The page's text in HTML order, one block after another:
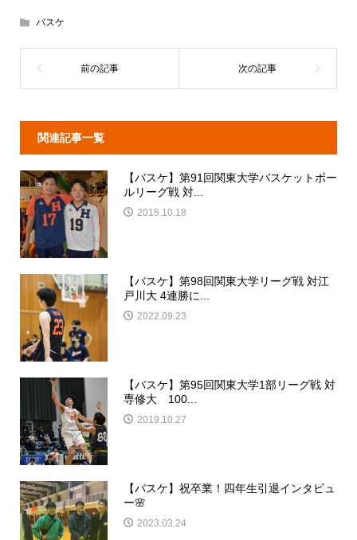
バスケ
関連記事一覧
【バスケ】第91回関東大学バスケットボー
ルリーグ戦 対...
2015.10.18
【バスケ】第98回関東大学リーグ戦 対江
戸川大 4連勝に...
2022.09.23
【バスケ】第95回関東大学1部リーグ戦 対
専修大 100...
2019.10.27
【バスケ】祝卒業！四年生引退インタビュ
ー🌸
2023.03.24